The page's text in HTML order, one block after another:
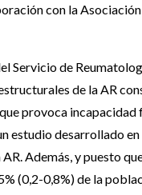
con la
Servicio de
de la AR
provoca
estudio desarrollado
Además, y puesto
(0,2-0,8%) de la